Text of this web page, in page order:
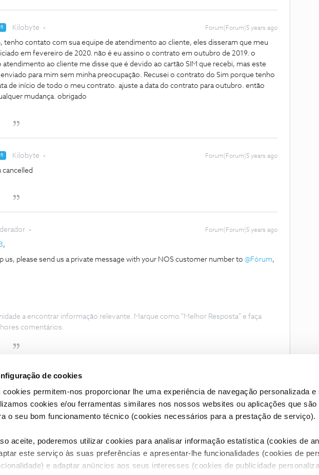
de cookies
cookies permitem-nos proporcionar lhe uma experiência de navegação personalizada e
cookies e/ou ferramentas similares nos nossos websites ou aplicações que são
o seu bom funcionamento técnico (cookies necessários para a prestação de serviço).
aceite, poderemos utilizar cookies para analisar informação estatística (cookies de
este serviço às suas preferências e apresentar-lhe funcionalidades (cookies de
e adaptar anúncios aos seus interesses (cookies de publicidade
Kilobyte Forum|Forum|5 years ago
tenho contato com sua equipe de atendimento ao cliente, eles disseram que meu
em fevereiro de 2020. não é eu assino o contrato em outubro de 2019. o
ao cliente me disse que é devido ao cartão SIM que recebi, mas este
para mim sem minha preocupação. Recusei o contrato do Sim porque tenho
de início de todo o meu contrato. ajuste a data do contrato para outubro. então
mudança. obrigado
Kilobyte Forum|Forum|5 years ago
cancelled
Forum|Forum|5 years ago
,
us, please send us a private message with your NOS customer number to @Fórum,
a encontrar informação relevante. Marque como "Melhor Resposta" e faça
comentários.
Condições do Fórum NOS Accessibility statement